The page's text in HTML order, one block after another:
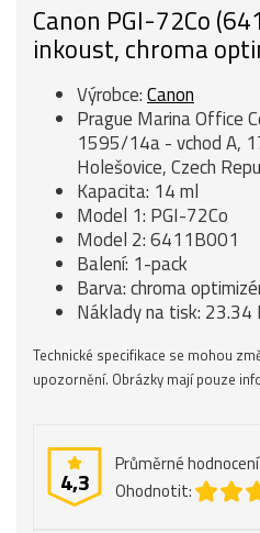
Canon PGI-72Co
inkoust, chroma
Výrobce:Canon
Prague Marina Office
1595/14a - vchod A,
Holešovice, Czech
Kapacita: 14 ml
Model 1: PGI-72Co
Model 2: 6411B001
Balení: 1-pack
Barva: chroma
Náklady na tisk: 23.34
Technické specifikace se mohou
upozornění. Obrázky mají pouze
4,3
Průměrné hodnocení
Ohodnotit: